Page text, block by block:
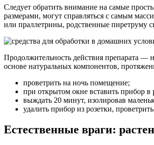
Следует обратить внимание на самые
размерами, могут справляться с самым
или праллетрины, родственные пиретруму
Продолжительность действия препарата —
основе натуральных компонентов,
проветрить на ночь помещение;
при открытом окне вставить прибор в
выждать 20 минут, изолировав
удалить прибор из розетки,
Естественные враги: